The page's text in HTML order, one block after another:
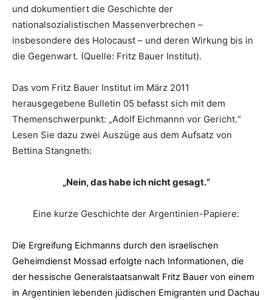
und dokumentiert die Geschichte der
nationalsozialistischen Massenverbrechen –
insbesondere des Holocaust – und deren Wirkung bis in
die Gegenwart. (Quelle: Fritz Bauer Institut).
Das vom Fritz Bauer Institut im März 2011
herausgegebene Bulletin 05 befasst sich mit dem
Themenschwerpunkt: „Adolf Eichmannn vor Gericht.“
Lesen Sie dazu zwei Auszüge aus dem Aufsatz von
Bettina Stangneth:
„Nein, das habe ich nicht gesagt.“
Eine kurze Geschichte der Argentinien-Papiere:
Die Ergreifung Eichmanns durch den israelischen
Geheimdienst Mossad erfolgte nach Informationen, die
der hessische Generalstaatsanwalt Fritz Bauer von einem
in Argentinien lebenden jüdischen Emigranten und Dachau